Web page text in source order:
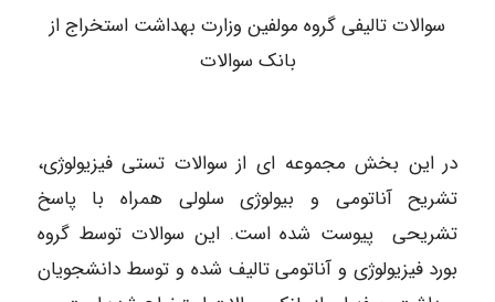
سوالات تالیفی گروه مولفین وزارت بهداشت استخراج از
بانک سوالات
در این بخش مجموعه ای از سوالات تستی فیزیولوژی،
تشریح آناتومی و بیولوژی سلولی همراه با پاسخ
تشریحی پیوست شده است. این سوالات توسط گروه
بورد فیزیولوژی و آناتومی تالیف شده و توسط دانشجویان